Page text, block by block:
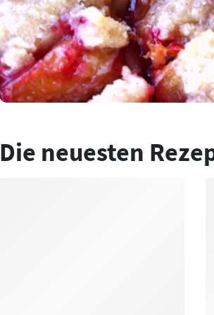
Die neuesten